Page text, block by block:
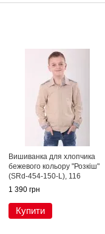
Вишиванка для хлопчика
бежевого кольору "Розкіш"
(SRd-454-150-L), 116
1 390 грн
Купити